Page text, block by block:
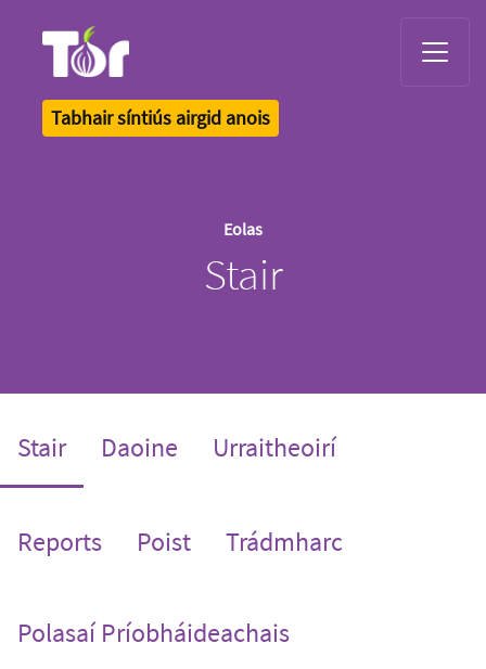
Tabhair síntiús airgid anois
Eolas
Stair
Stair(current)
Daoine Urraitheoirí
Reports Poist Trádmharc
Polasaí Príobháideachais